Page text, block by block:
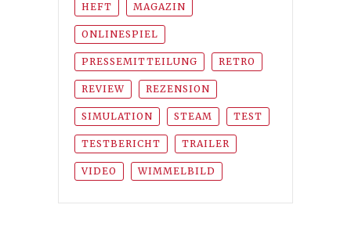
HEFT MAGAZIN
ONLINESPIEL
PRESSEMITTEILUNG RETRO
REVIEW REZENSION
SIMULATION STEAM TEST
TESTBERICHT TRAILER
VIDEO WIMMELBILD